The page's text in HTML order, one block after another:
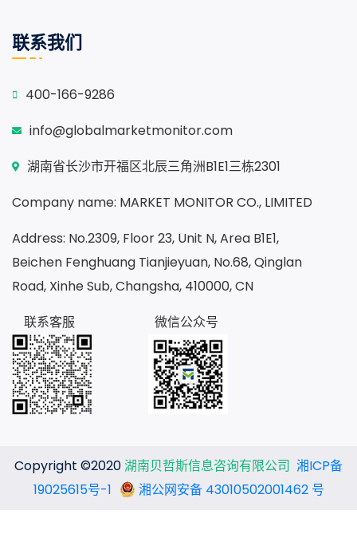
联系我们
400-166-9286
info@globalmarketmonitor.com
湖南省长沙市开福区北辰三角洲B1E1三栋2301
Company name: MARKET MONITOR CO., LIMITED
Address: No.2309, Floor 23, Unit N, Area B1E1,
Beichen Fenghuang Tianjieyuan, No.68, Qinglan
Road, Xinhe Sub, Changsha, 410000, CN
联系客服
微信公众号
Copyright ©2020湖南贝哲斯信息咨询有限公司 湘ICP备
19025615号-1
湘公网安备 43010502001462 号